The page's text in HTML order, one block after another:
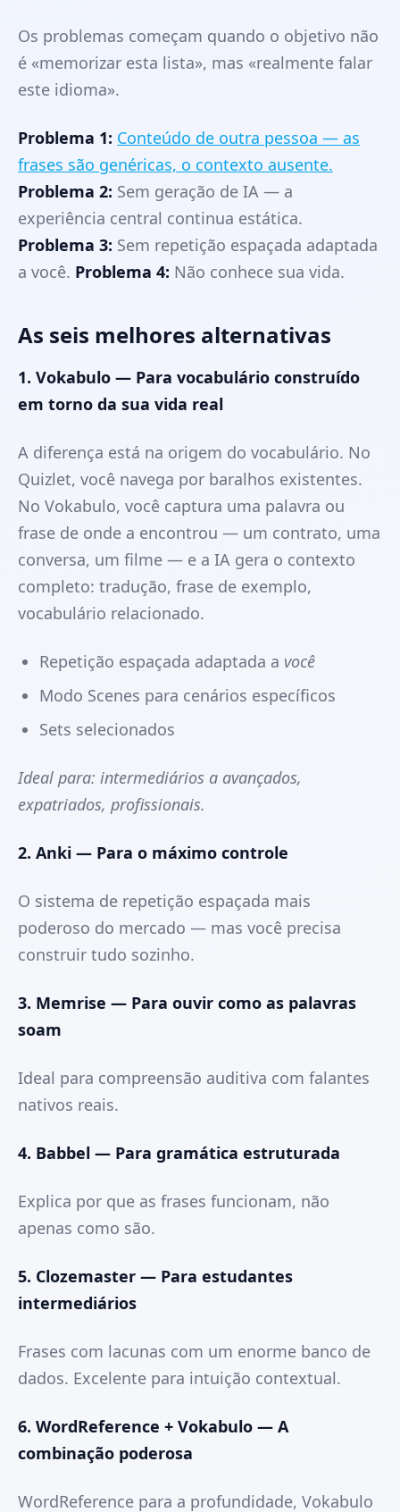
Os problemas começam quando o objetivo não
é «memorizar esta lista», mas «realmente falar
este idioma».
Problema 1: Conteúdo de outra pessoa — as
frases são genéricas, o contexto ausente.
Problema 2: Sem geração de IA — a
experiência central continua estática.
Problema 3: Sem repetição espaçada adaptada
a você. Problema 4: Não conhece sua vida.
As seis melhores alternativas
1. Vokabulo — Para vocabulário construído
em torno da sua vida real
A diferença está na origem do vocabulário. No
Quizlet, você navega por baralhos existentes.
No Vokabulo, você captura uma palavra ou
frase de onde a encontrou — um contrato, uma
conversa, um filme — e a IA gera o contexto
completo: tradução, frase de exemplo,
vocabulário relacionado.
Repetição espaçada adaptada a você
Modo Scenes para cenários específicos
Sets selecionados
Ideal para: intermediários a avançados,
expatriados, profissionais.
2. Anki — Para o máximo controle
O sistema de repetição espaçada mais
poderoso do mercado — mas você precisa
construir tudo sozinho.
3. Memrise — Para ouvir como as palavras
soam
Ideal para compreensão auditiva com falantes
nativos reais.
4. Babbel — Para gramática estruturada
Explica por que as frases funcionam, não
apenas como são.
5. Clozemaster — Para estudantes
intermediários
Frases com lacunas com um enorme banco de
dados. Excelente para intuição contextual.
6. WordReference + Vokabulo — A
combinação poderosa
WordReference para a profundidade, Vokabulo